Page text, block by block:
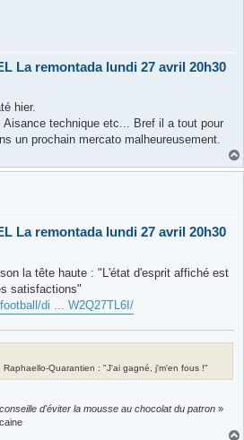
La remontada lundi 27 avril 20h30
hier.
technique etc... Bref il a tout pour
un prochain mercato malheureusement.
La remontada lundi 27 avril 20h30
la tête haute : "L'état d'esprit affiché est
satisfactions"
di ... W2Q27TL6I/
Raphaello-Quarantien : "J'ai gagné, j'm'en fous !"
d'éviter la mousse au chocolat du patron »